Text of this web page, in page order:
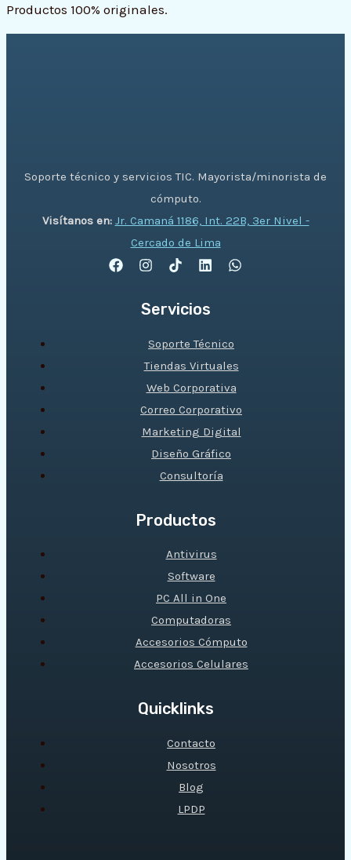
Productos 100% originales.
Soporte técnico y servicios TIC. Mayorista/minorista de
cómputo.
Visítanos en: Jr. Camaná 1186, Int. 22B, 3er Nivel -
Cercado de Lima
Servicios
Soporte Técnico
Tiendas Virtuales
Web Corporativa
Correo Corporativo
Marketing Digital
Diseño Gráfico
Consultoría
Productos
Antivirus
Software
PC All in One
Computadoras
Accesorios Cómputo
Accesorios Celulares
Quicklinks
Contacto
Nosotros
Blog
LPDP